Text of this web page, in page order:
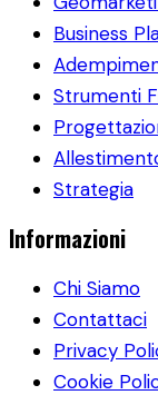
Business
Strumenti
Strategia
Informazioni
Chi Siamo
Contattaci
Privacy
Cookie